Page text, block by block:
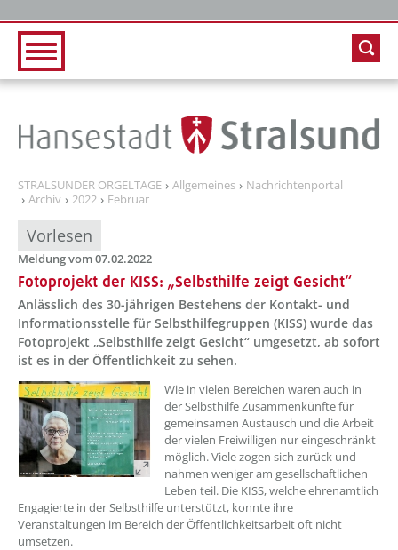
STRALSUNDER ORGELTAGE Allgemeines
Nachrichtenportal
Archiv
2022 Februar
Vorlesen
Meldung vom 07.02.2022
Fotoprojekt der KISS: „Selbsthilfe zeigt Gesicht“
Anlässlich des 30-jährigen Bestehens der Kontakt- und
Informationsstelle für Selbsthilfegruppen (KISS) wurde das
Fotoprojekt „Selbsthilfe zeigt Gesicht“ umgesetzt, ab sofort
ist es in der Öffentlichkeit zu sehen.
Wie in vielen Bereichen waren auch in
der Selbsthilfe Zusammenkünfte für
gemeinsamen Austausch und die Arbeit
der vielen Freiwilligen nur eingeschränkt
möglich. Viele zogen sich zurück und
nahmen weniger am gesellschaftlichen
Leben teil. Die KISS, welche ehrenamtlich
Engagierte in der Selbsthilfe unterstützt, konnte ihre
Veranstaltungen im Bereich der Öffentlichkeitsarbeit oft nicht
umsetzen.